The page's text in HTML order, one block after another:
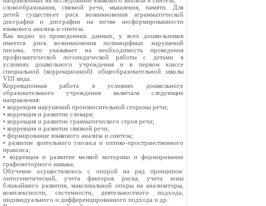
словообразования, связной речи, мышления, памяти. Для
детей существует риск возникновения аграмматической
дисграфии и дисграфии на почве несформированности
языкового анализа и синтеза.
Как видно из приведенных данных, у всех дошкольников
имеется риск возникновения полиморфных нарушений
письма, что указывает на необходимость проведения
профилактической логопедической работы с детьми в
условиях дошкольного учреждения и в первом классе
специальной (коррекционной) общеобразовательной школы
VIII вида.
Коррекционная работа в условиях дошкольного
образовательного учреждения включала следующие
направления:
• коррекция нарушений произносительной стороны речи;
• коррекция и развитие словаря;
• коррекция и развитие грамматического строя речи;
• коррекция и развитие связной речи;
• формирование языкового анализа и синтеза;
• развитие зрительного гнозиса и оптико-пространственного
праксиса;
• коррекция и развитие мелкой моторики и формирование
графомоторного навыка.
Обучение осуществлялось с опорой на ряд принципов:
онтогенетический, учета факторов риска, учета зоны
ближайшего развития, максимальной опоры на анализаторы,
комплексности, системности, деятельностного подхода,
индивидуального и дифференцированного подхода и др.